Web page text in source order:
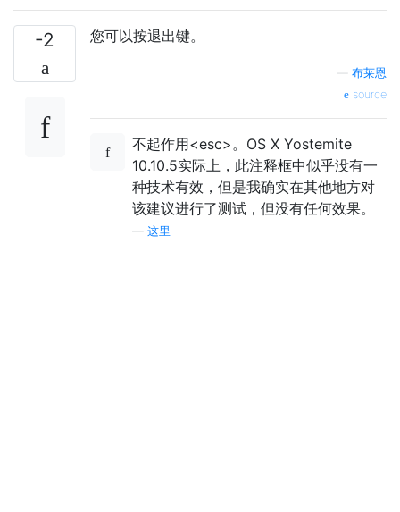
-2 您可以按退出键。
布莱恩
source
不起作用<esc>。OS X Yostemite
10.10.5实际上，此注释框中似乎没有一
种技术有效，但是我确实在其他地方对
该建议进行了测试，但没有任何效果。
这里